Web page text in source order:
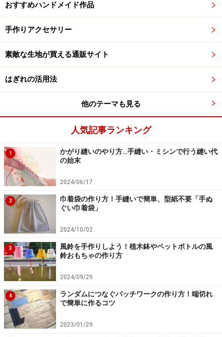
おすすめハンドメイド作品
手作りアクセサリー
素敵な生地が買える通販サイト
はぎれの活用法
他のテーマも見る
人気記事ランキング
1
かがり縫いのやり方…手縫い・ミシンで行う縫い代
の始末
2024/06/17
2
巾着袋の作り方！手縫いで簡単、型紙不要「手ぬ
ぐい巾着袋」
2024/10/02
3
風鈴を手作りしよう！植木鉢やペットボトルの風
鈴おもちゃの作り方
2024/09/29
4
ランダムにつなぐパッチワークの作り方！端切れ
で簡単に作るコツ
2023/01/29